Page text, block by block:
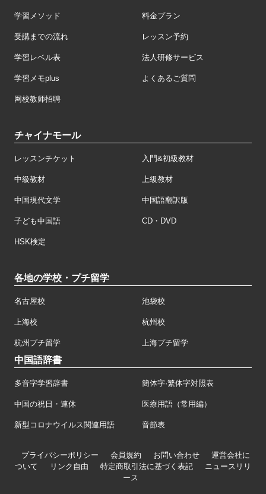
学習メソッド 料金プラン
受講までの流れ レッスン予約
学習レベル表 法人研修サービス
学習メモplus よくあるご質問
网校教师招聘
チャイナモール
レッスンチケット 入門&初級教材
中級教材 上級教材
中国現代文学 中国語翻訳版
子ども中国語 CD・DVD
HSK検定
各地の学校・プチ留学
名古屋校 池袋校
上海校 杭州校
杭州プチ留学 上海プチ留学
中国語辞書
多音字学習辞書 簡体字·繁体字対照表
中国の祝日・連休 医療用語（常用編）
新型コロナウイルス関連用語 音節表
プライバシーポリシー 会員規約 お問い合わせ
運営会社に
ついて
リンク自由 特定商取引法に基づく表記
ニュースリリ
ース